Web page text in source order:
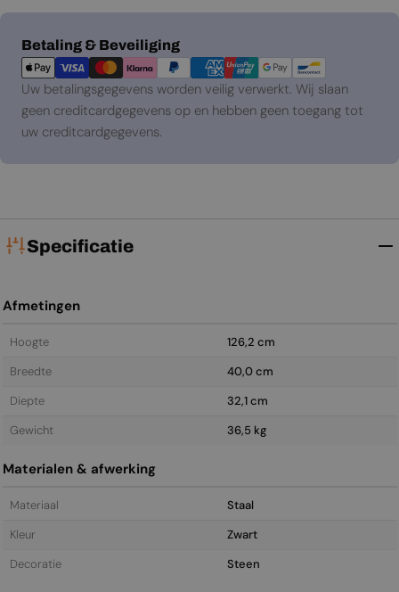
Betaling & Beveiliging
Betaalmethoden
Uw betalingsgegevens worden veilig verwerkt. Wij slaan
geen creditcardgegevens op en hebben geen toegang tot
uw creditcardgegevens.
Specificatie
Afmetingen
Hoogte
126,2 cm
Breedte
40,0 cm
Diepte
32,1 cm
Gewicht
36,5 kg
Materialen & afwerking
Materiaal
Staal
Kleur
Zwart
Decoratie
Steen